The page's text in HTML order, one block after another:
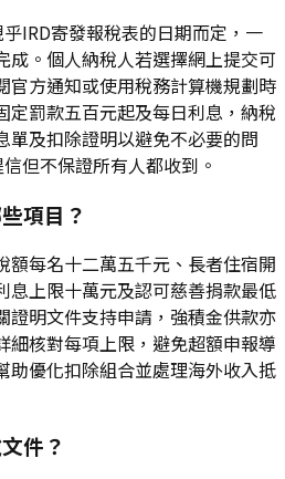
IRD寄發報稅表的日期而定，一
成。個人納稅人若選擇網上提交可
官方通知或使用稅務計算機規劃時
定罰款五百元起及每日利息，納稅
單及扣除證明以避免不必要的問
但不保證所有人都收到。
項目？
額每名十二萬五千元、長者住宿開
息上限十萬元及認可慈善捐款最低
證明文件支持申請，強積金供款亦
細核對每項上限，避免超額申報導
助優化扣除組合並處理海外收入抵
件？